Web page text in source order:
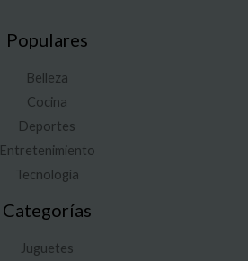
Populares
Belleza
Cocina
Deportes
Entretenimiento
Tecnología
Categorías
Juguetes